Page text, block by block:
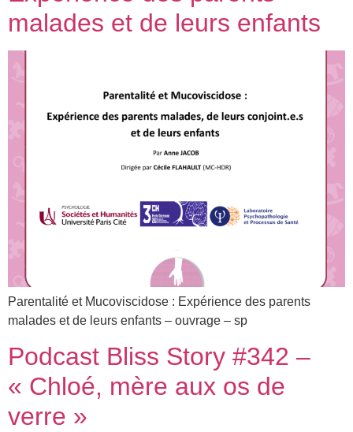
malades et de leurs enfants
Parentalité et Mucoviscidose : Expérience des parents
malades et de leurs enfants – ouvrage – sp
Podcast Bliss Story #342 –
« Chloé, mère aux os de
verre »